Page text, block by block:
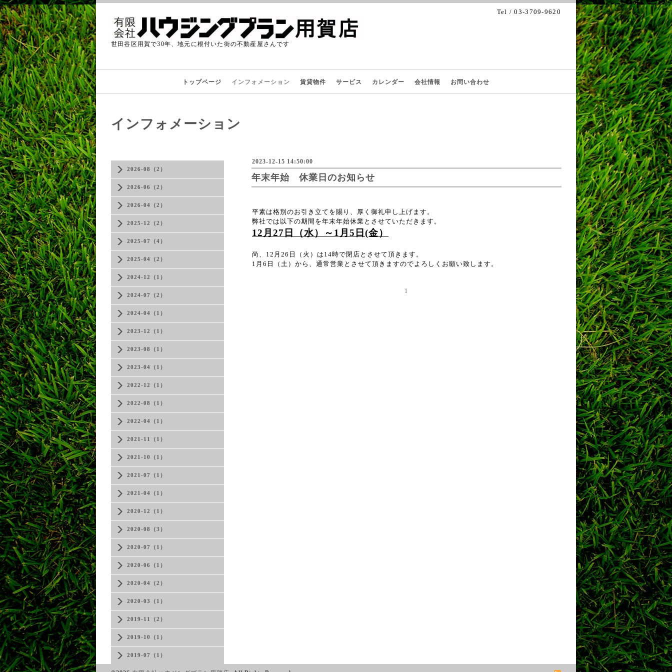
Tel / 03-3709-9620
世田谷区用賀で30年、地元に根付いた街の不動産屋さんです
トップページ インフォメーション 賃貸物件 サービス カレンダー 会社情報 お問い合わせ
2026-08（2）
2026-06（2）
2026-04（2）
2025-12（2）
2025-07（4）
2025-04（2）
2024-12（1）
2024-07（2）
2024-04（1）
2023-12（1）
2023-08（1）
2023-04（1）
2022-12（1）
2022-08（1）
2022-04（1）
2021-11（1）
2021-10（1）
2021-07（1）
2021-04（1）
2020-12（1）
2020-08（3）
2020-07（1）
2020-06（1）
2020-04（2）
2020-03（1）
2019-11（2）
2019-10（1）
2019-07（1）
インフォメーション
2023-12-15 14:50:00
年末年始 休業日のお知らせ
平素は格別のお引き立てを賜り、厚く御礼申し上げます。
弊社では以下の期間を年末年始休業とさせていただきます。
12月27日（水）～1月5日(金）
尚、12月26日（火）は14時で閉店とさせて頂きます。
1月6日（土）から、通常営業とさせて頂きますのでよろしくお願い致します。
1